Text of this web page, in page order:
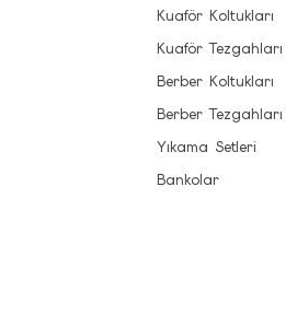
Kuaför Koltukları
Kuaför Tezgahları
Berber Koltukları
Berber Tezgahları
Yıkama Setleri
Bankolar